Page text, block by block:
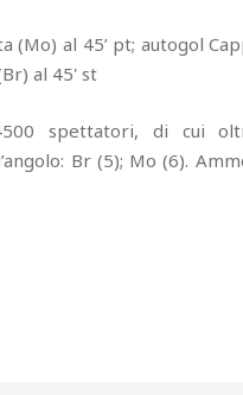
(Mo) al 45’ pt; autogol
al 45' st
spettatori, di cui
Br (5); Mo (6).